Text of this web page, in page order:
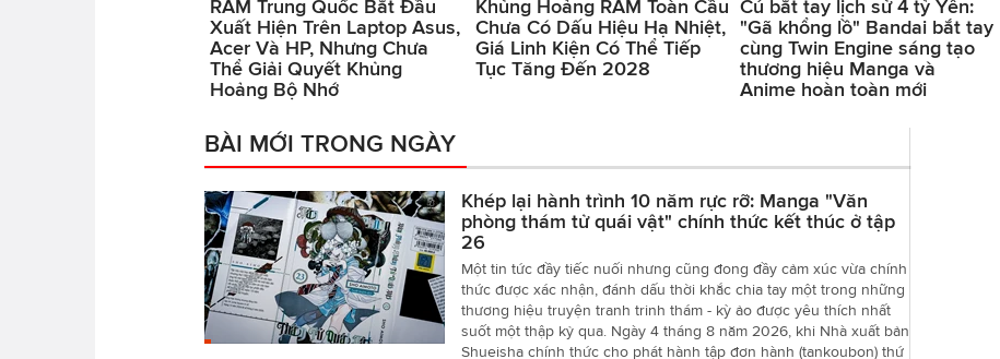
RAM Trung Quốc Bắt Đầu
Xuất Hiện Trên Laptop Asus,
Acer Và HP, Nhưng Chưa
Thể Giải Quyết Khủng
Hoảng Bộ Nhớ
Khủng Hoảng RAM Toàn Cầu
Chưa Có Dấu Hiệu Hạ Nhiệt,
Giá Linh Kiện Có Thể Tiếp
Tục Tăng Đến 2028
Cú bắt tay lịch sử 4 tỷ Yên:
"Gã khổng lồ" Bandai bắt tay
cùng Twin Engine sáng tạo
thương hiệu Manga và
Anime hoàn toàn mới
BÀI MỚI TRONG NGÀY
Khép lại hành trình 10 năm rực rỡ: Manga "Văn
phòng thám tử quái vật" chính thức kết thúc ở tập
26
Một tin tức đầy tiếc nuối nhưng cũng đong đầy cảm xúc vừa chính
thức được xác nhận, đánh dấu thời khắc chia tay một trong những
thương hiệu truyện tranh trinh thám - kỳ ảo được yêu thích nhất
suốt một thập kỷ qua. Ngày 4 tháng 8 năm 2026, khi Nhà xuất bản
Shueisha chính thức cho phát hành tập đơn hành (tankoubon) thứ